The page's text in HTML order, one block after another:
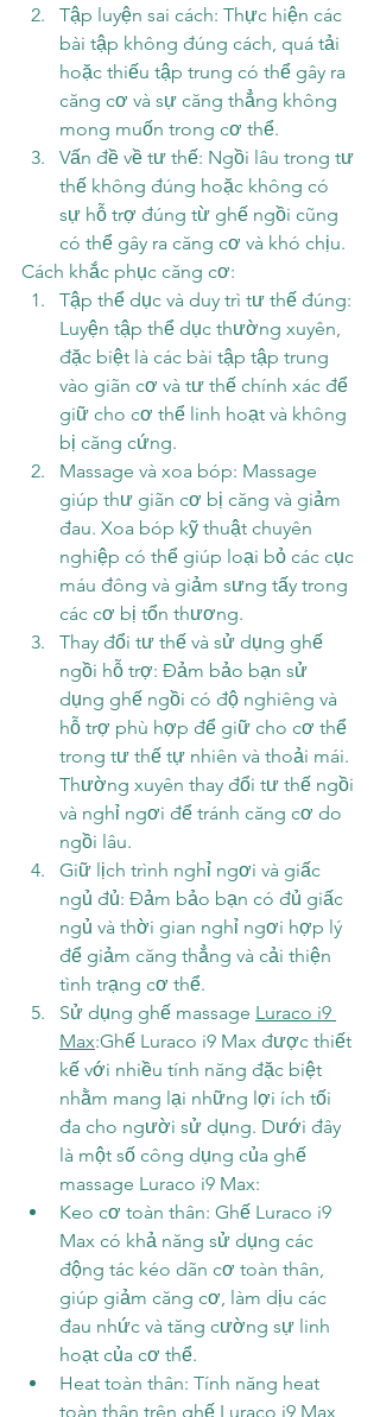
Tập luyện sai cách: Thực hiện các
bài tập không đúng cách, quá tải
hoặc thiếu tập trung có thể gây ra
căng cơ và sự căng thẳng không
mong muốn trong cơ thể.
Vấn đề về tư thế: Ngồi lâu trong tư
thế không đúng hoặc không có
sự hỗ trợ đúng từ ghế ngồi cũng
có thể gây ra căng cơ và khó chịu.
Cách khắc phục căng cơ:
Tập thể dục và duy trì tư thế đúng:
Luyện tập thể dục thường xuyên,
đặc biệt là các bài tập tập trung
vào giãn cơ và tư thế chính xác để
giữ cho cơ thể linh hoạt và không
bị căng cứng.
Massage và xoa bóp: Massage
giúp thư giãn cơ bị căng và giảm
đau. Xoa bóp kỹ thuật chuyên
nghiệp có thể giúp loại bỏ các cục
máu đông và giảm sưng tấy trong
các cơ bị tổn thương.
Thay đổi tư thế và sử dụng ghế
ngồi hỗ trợ: Đảm bảo bạn sử
dụng ghế ngồi có độ nghiêng và
hỗ trợ phù hợp để giữ cho cơ thể
trong tư thế tự nhiên và thoải mái.
Thường xuyên thay đổi tư thế ngồi
và nghỉ ngơi để tránh căng cơ do
ngồi lâu.
Giữ lịch trình nghỉ ngơi và giấc
ngủ đủ: Đảm bảo bạn có đủ giấc
ngủ và thời gian nghỉ ngơi hợp lý
để giảm căng thẳng và cải thiện
tình trạng cơ thể.
Sử dụng ghế massage Luraco i9
Max:Ghế Luraco i9 Max được thiết
kế với nhiều tính năng đặc biệt
nhằm mang lại những lợi ích tối
đa cho người sử dụng. Dưới đây
là một số công dụng của ghế
massage Luraco i9 Max:
Keo cơ toàn thân: Ghế Luraco i9
Max có khả năng sử dụng các
động tác kéo dãn cơ toàn thân,
giúp giảm căng cơ, làm dịu các
đau nhức và tăng cường sự linh
hoạt của cơ thể.
Heat toàn thân: Tính năng heat
toàn thân trên ghế Luraco i9 Max